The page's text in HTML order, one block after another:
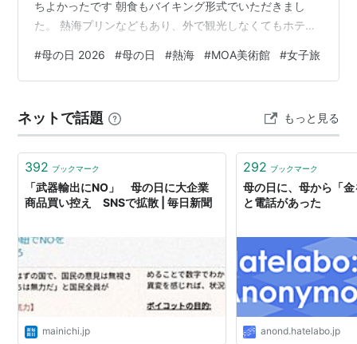
ちよかったです 朝食もバイキング形式でいただきまし
た。 熱海プリンなどもあり、外で観光しなくてもホテル
リゾート感が溢れていて、大きな窓越しに景色を見なが
ら食事をするのが楽しかったです🏝️ チェックアウトする
に気持ちよく、もっと浸かっていたかったです笑 ラビス
タ熱海テラスは館内施設&客室内が充実しているので、ホ
テルメ…
#母の日 2026 #母の日 #熱海 #MOA美術館 #女子旅
ネットで話題 もっと見る
392 ブックマーク
「武器輸出にNO」 母の日に大企業
商品買い控え SNSで拡散 | 毎日新聞
mainichi.jp
292 ブックマーク
母の日に、母から「
と電話があった
anond.hatelabo.jp